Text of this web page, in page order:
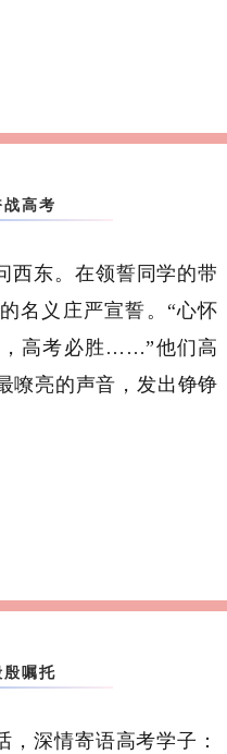
高考
西东。在领誓同学的带
名义庄严宣誓。“心怀
高考必胜……”他们高
嘹亮的声音，发出铮铮
殷嘱托
深情寄语高考学子：